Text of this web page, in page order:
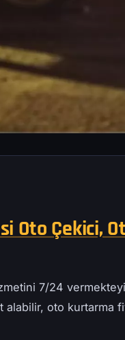
Oto Çekici,
7/24
oto kurtarma